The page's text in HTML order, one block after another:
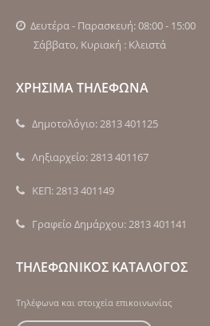
Δευτέρα - Παρασκευή: 08:00 - 15:00
Σάββατο, Κυριακή : Κλειστά
ΧΡΗΣΙΜΑ ΤΗΛΕΦΩΝΑ
Δημοτολόγιο: 2813 401125
Ληξιαρχείο: 2813 401167
ΚΕΠ: 2813 401149
Γραφείο Δημάρχου: 2813 401141
ΤΗΛΕΦΩΝΙΚΟΣ ΚΑΤΑΛΟΓΟΣ
Τηλέφωνα και στοιχεία επικοινωνίας